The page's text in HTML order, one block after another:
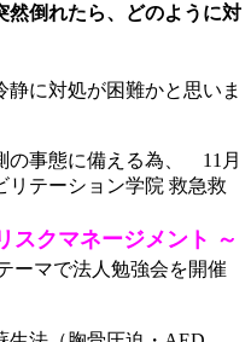
然倒れたら、どのように対
に対処が困難かと思いま
の事態に備える為、 11月
リテーション学院 救急救
スクマネージメント ～
ーマで法人勉強会を開催